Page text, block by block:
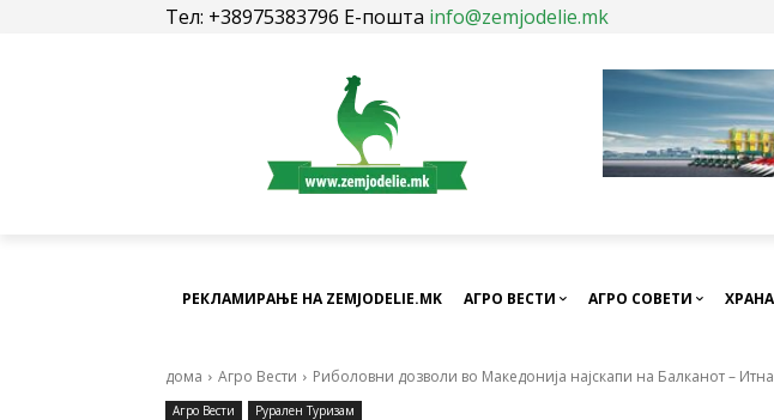
Тел: +38975383796 Е-пошта info@zemjodelie.mk
РЕКЛАМИРАЊЕ НА ZEMJODELIE.MK АГРО ВЕСТИ АГРО СОВЕТИ
дома Агро Вести Риболовни дозволи во Македонија најскапи на Балканот –
Агро Вести Рурален Туризам